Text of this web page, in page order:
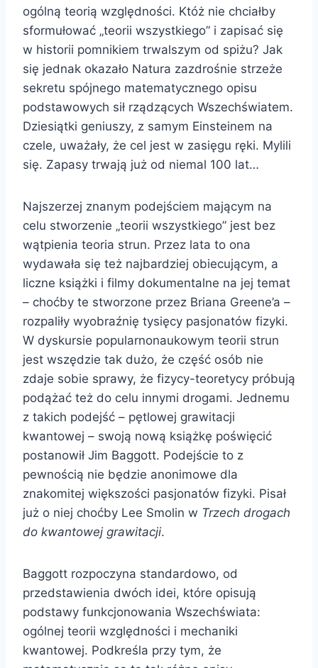
ogólną teorią względności. Któż nie chciałby
sformułować „teorii wszystkiego” i zapisać się
w historii pomnikiem trwalszym od spiżu? Jak
się jednak okazało Natura zazdrośnie strzeże
sekretu spójnego matematycznego opisu
podstawowych sił rządzących Wszechświatem.
Dziesiątki geniuszy, z samym Einsteinem na
czele, uważały, że cel jest w zasięgu ręki. Mylili
się. Zapasy trwają już od niemal 100 lat…
Najszerzej znanym podejściem mającym na
celu stworzenie „teorii wszystkiego” jest bez
wątpienia teoria strun. Przez lata to ona
wydawała się też najbardziej obiecującym, a
liczne książki i filmy dokumentalne na jej temat
– choćby te stworzone przez Briana Greene’a –
rozpaliły wyobraźnię tysięcy pasjonatów fizyki.
W dyskursie popularnonaukowym teorii strun
jest wszędzie tak dużo, że część osób nie
zdaje sobie sprawy, że fizycy-teoretycy próbują
podążać też do celu innymi drogami. Jednemu
z takich podejść – pętlowej grawitacji
kwantowej – swoją nową książkę poświęcić
postanowił Jim Baggott. Podejście to z
pewnością nie będzie anonimowe dla
znakomitej większości pasjonatów fizyki. Pisał
już o niej choćby Lee Smolin w Trzech drogach
do kwantowej grawitacji.
Baggott rozpoczyna standardowo, od
przedstawienia dwóch idei, które opisują
podstawy funkcjonowania Wszechświata:
ogólnej teorii względności i mechaniki
kwantowej. Podkreśla przy tym, że